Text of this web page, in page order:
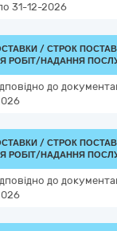
31-12-2026
/ СТРОК
РОБІТ/НАДАННЯ
до
/ СТРОК
РОБІТ/НАДАННЯ
до